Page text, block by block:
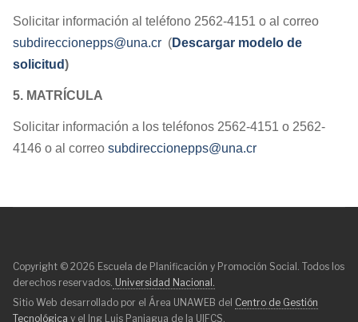
Solicitar información al teléfono 2562-4151 o al correo
subdireccionepps@una.cr (Descargar modelo de
solicitud)
5. MATRÍCULA
Solicitar información a los teléfonos 2562-4151 o 2562-
4146 o al correo subdireccionepps@una.cr
Copyright © 2026 Escuela de Planificación y Promoción Social. Todos los
derechos reservados. Universidad Nacional.
Sitio Web desarrollado por el Área UNAWEB del Centro de Gestión
Tecnológica y el Ing Luis Paniagua de la UIFCS.